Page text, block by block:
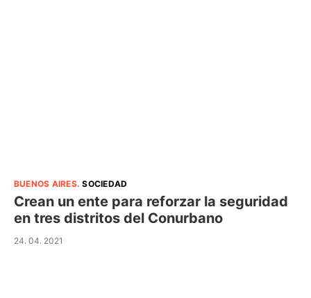
BUENOS AIRES.SOCIEDAD
Crean un ente para reforzar la seguridad
en tres distritos del Conurbano
24. 04. 2021